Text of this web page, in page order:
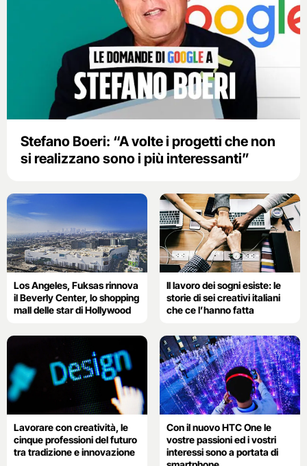
Stefano Boeri: “A volte i progetti che non
si realizzano sono i più interessanti”
Los Angeles, Fuksas rinnova
il Beverly Center, lo shopping
mall delle star di Hollywood
Il lavoro dei sogni esiste: le
storie di sei creativi italiani
che ce l’hanno fatta
Lavorare con creatività, le
cinque professioni del futuro
tra tradizione e innovazione
Con il nuovo HTC One le
vostre passioni ed i vostri
interessi sono a portata di